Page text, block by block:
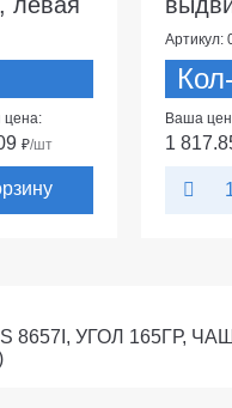
цена:
₽/шт
Артикул:
Ваша
1
8657I, УГОЛ 165ГР,